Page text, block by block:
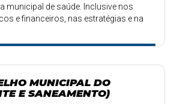
municipal de saúde. Inclusive nos
e financeiros, nas estratégias e na
MUNICIPAL DO
E SANEAMENTO)